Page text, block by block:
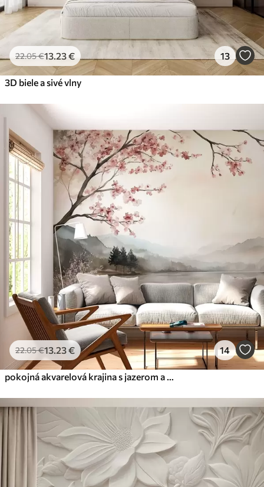
22.05€13 .23€ 13
3D biele a sivé vlny
22.05€13 .23€ 14